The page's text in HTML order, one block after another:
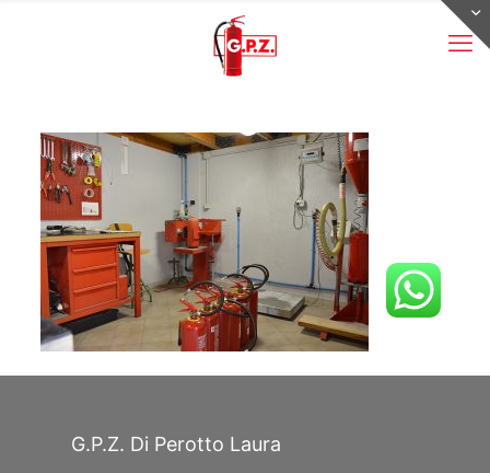
G.P.Z. Di Perotto Laura